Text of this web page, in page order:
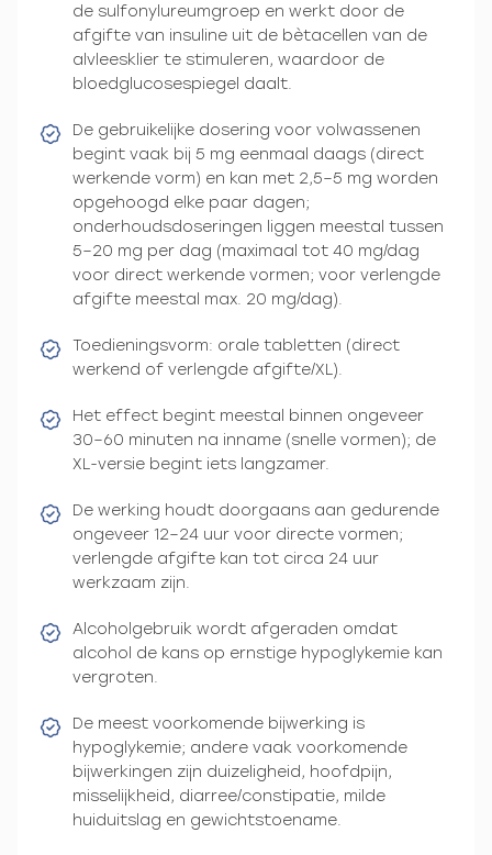
de sulfonylureumgroep en werkt door de
afgifte van insuline uit de bètacellen van de
alvleesklier te stimuleren, waardoor de
bloedglucosespiegel daalt.
De gebruikelijke dosering voor volwassenen
begint vaak bij 5 mg eenmaal daags (direct
werkende vorm) en kan met 2,5–5 mg worden
opgehoogd elke paar dagen;
onderhoudsdoseringen liggen meestal tussen
5–20 mg per dag (maximaal tot 40 mg/dag
voor direct werkende vormen; voor verlengde
afgifte meestal max. 20 mg/dag).
Toedieningsvorm: orale tabletten (direct
werkend of verlengde afgifte/XL).
Het effect begint meestal binnen ongeveer
30–60 minuten na inname (snelle vormen); de
XL-versie begint iets langzamer.
De werking houdt doorgaans aan gedurende
ongeveer 12–24 uur voor directe vormen;
verlengde afgifte kan tot circa 24 uur
werkzaam zijn.
Alcoholgebruik wordt afgeraden omdat
alcohol de kans op ernstige hypoglykemie kan
vergroten.
De meest voorkomende bijwerking is
hypoglykemie; andere vaak voorkomende
bijwerkingen zijn duizeligheid, hoofdpijn,
misselijkheid, diarree/constipatie, milde
huiduitslag en gewichtstoename.